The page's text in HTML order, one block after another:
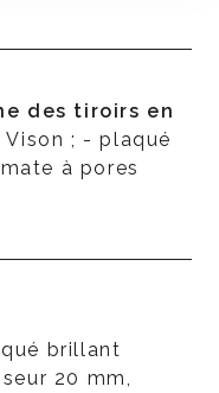
des tiroirs en
; - plaqué
à pores
brillant
20 mm,